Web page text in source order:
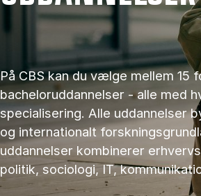
På CBS kan du vælge mellem 15
bacheloruddannelser - alle med
specialisering. Alle uddannelser
og internationalt
uddannelser kombinerer
politik, sociologi, IT,